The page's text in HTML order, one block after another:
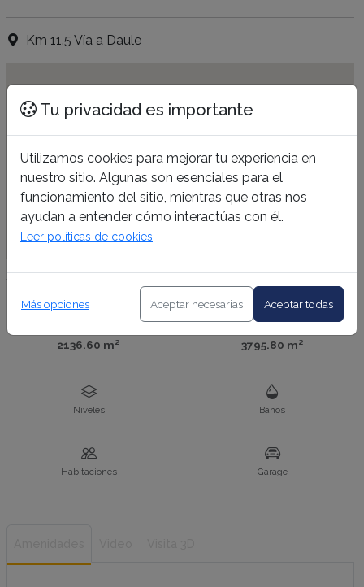
Tu privacidad es importante
Utilizamos cookies para mejorar tu experiencia en
nuestro sitio. Algunas son esenciales para el
funcionamiento del sitio, mientras que otras nos
ayudan a entender cómo interactúas con él.
Leer políticas de cookies
Más opciones Aceptar necesarias Aceptar todas
Km 11.5 Vía a Daule
2136.60 m² 3795.80 m²
Niveles Baños
Habitaciones Garage